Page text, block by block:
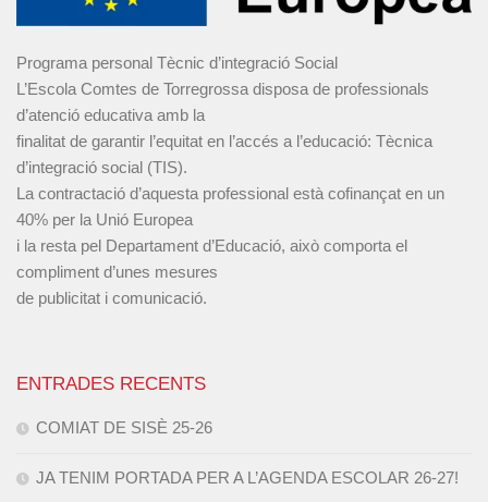
Programa personal Tècnic d’integració Social
L’Escola Comtes de Torregrossa disposa de professionals
d’atenció educativa amb la
finalitat de garantir l’equitat en l’accés a l’educació: Tècnica
d’integració social (TIS).
La contractació d’aquesta professional està cofinançat en un
40% per la Unió Europea
i la resta pel Departament d’Educació, això comporta el
compliment d’unes mesures
de publicitat i comunicació.
ENTRADES RECENTS
COMIAT DE SISÈ 25-26
JA TENIM PORTADA PER A L’AGENDA ESCOLAR 26-27!